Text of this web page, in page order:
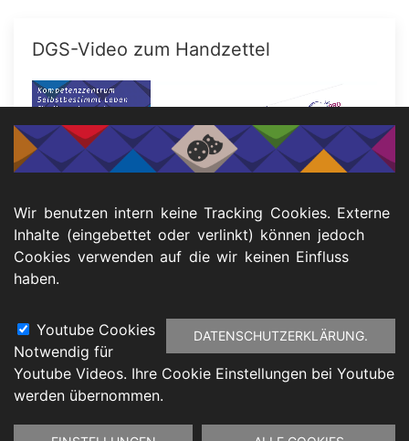
DGS-Video zum Handzettel
Footer Barrierefreiheitserklärung
Wir benutzen intern keine Tracking Cookies. Externe
Inhalte (eingebettet oder verlinkt) können jedoch
Cookies verwenden auf die wir keinen Einfluss
haben.
DATENSCHUTZERKLÄRUNG.
Youtube Cookies
Notwendig für
Youtube Videos. Ihre Cookie Einstellungen bei Youtube
werden übernommen.
Zustimmung